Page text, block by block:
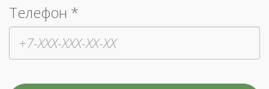
Телефон *